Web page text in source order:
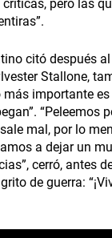
pero las
citó después
Stallone,
más importante
“Peleemos
mal, por lo
a dejar un
cerró, antes
de guerra: